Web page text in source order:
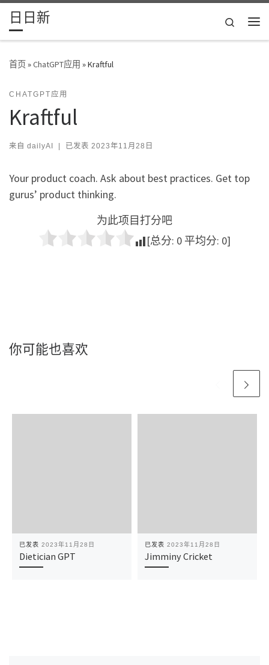
Skip to content
日日新
Search
首页»ChatGPT应用 »Kraftful
CHATGPT应用
Kraftful
来自 dailyAI | 已发表 2023年11月28日
Your product coach. Ask about best practices. Get top
gurus’ product thinking.
为此项目打分吧
[总分: 0 平均分: 0]
你可能也喜欢
已发表 2023年11月28日
Dietician GPT
已发表 2023年11月28日
Jimminy Cricket